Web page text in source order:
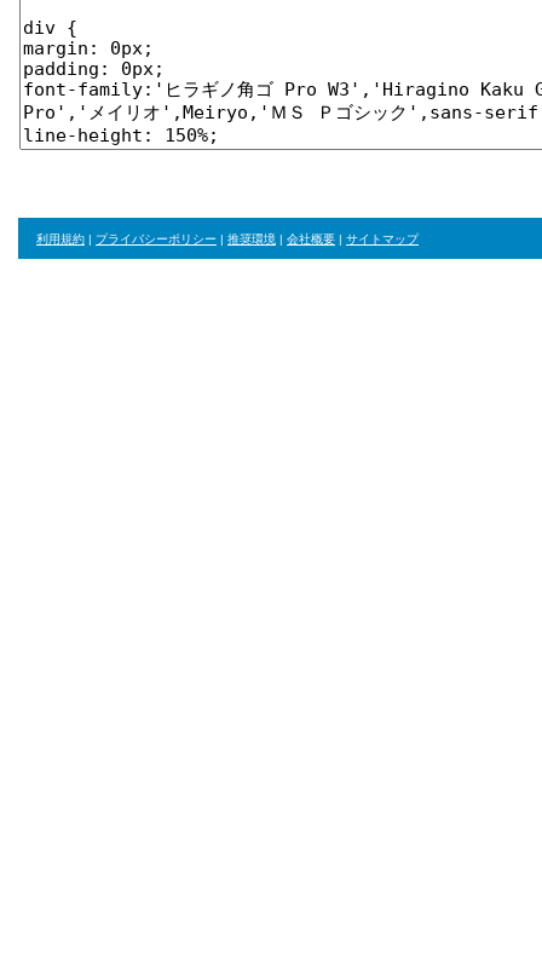
利用規約 | プライバシーポリシー | 推奨環境 | 会社概要 | サイトマップ